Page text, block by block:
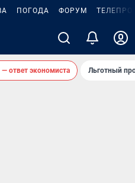
ПОГОДА ФОРУМ
ответ экономиста Льготный